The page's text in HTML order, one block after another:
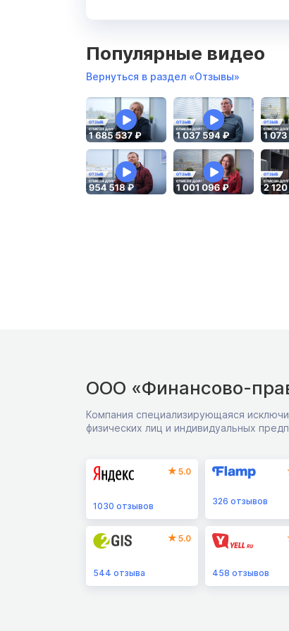
Популярные видео
Вернуться в раздел «Отзывы»
ООО «Финансово-
Компания специализирующаяся
физических лиц и индивидуальных
5.0
1030 отзывов 326 отзывов
5.0
544 отзыва 458 отзывов